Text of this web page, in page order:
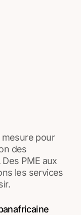
pour
des
PME aux
les services